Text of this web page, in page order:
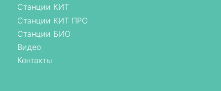
Станции КИТ
Станции КИТ ПРО
Станции БИО
Видео
Контакты